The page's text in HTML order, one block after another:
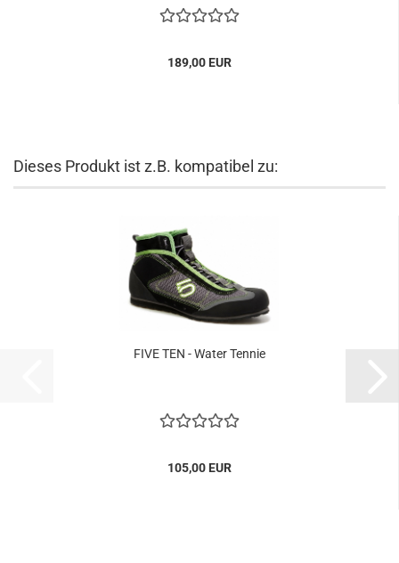
189,00 EUR
Dieses Produkt ist z.B. kompatibel zu:
FIVE TEN - Water Tennie
105,00 EUR